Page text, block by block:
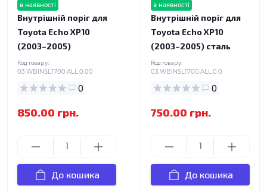
в наявності
Внутрішній поріг для
Toyota Echo XP10
(2003–2005)
Код товару:
03.WBINSL1700.ALL.0.00
0
850.00 грн.
До кошика
в наявності
Внутрішній поріг для
Toyota Echo XP10
(2003–2005) сталь
Код товару:
03.WBINSL1700.ALL.0.0
0
750.00 грн.
До кошика